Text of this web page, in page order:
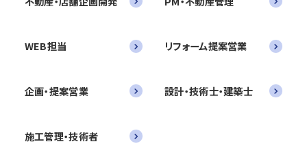
WEB担当 リフォーム提案営業
企画・提案営業 設計・技術士・建築士
施工管理・技術者